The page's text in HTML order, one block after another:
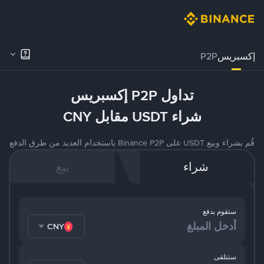
إكسبريسP2P
تداول P2P إكسبريس
شراء USDT مقابل CNY
قُم بشراء وبيع USDT على Binance P2P باستخدام العديد من طرق الدفع
شراء بيع
ستقوم بدفع
CNY
ستتلقى